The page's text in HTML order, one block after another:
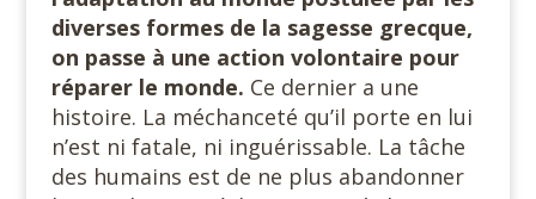
diverses formes de la sagesse grecque,
on passe à une action volontaire pour
réparer le monde. Ce dernier a une
histoire. La méchanceté qu’il porte en lui
n’est ni fatale, ni inguérissable. La tâche
des humains est de ne plus abandonner